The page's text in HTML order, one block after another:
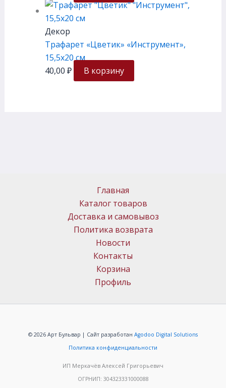
Декор
Трафарет «Цветик» «Инструмент»,
15,5х20 см
40,00 ₽ В корзину
Главная
Каталог товаров
Доставка и самовывоз
Политика возврата
Новости
Контакты
Корзина
Профиль
© 2026 Арт Бульвар | Сайт разработан Agodoo Digital Solutions
Политика конфиденциальности
ИП Меркачёв Алексей Григорьевич
ОГРНИП: 304323331000088